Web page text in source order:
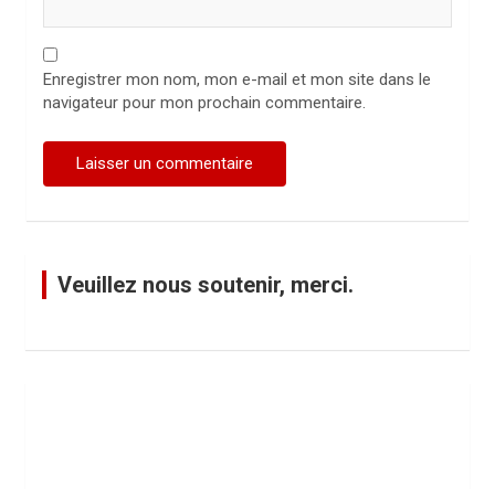
Enregistrer mon nom, mon e-mail et mon site dans le
navigateur pour mon prochain commentaire.
Veuillez nous soutenir, merci.